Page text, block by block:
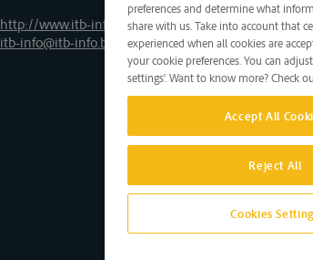
http://www.itb-info.be
itb-info@itb-info.be
preferences and determine what
share with us. Take into account that
experienced when all cookies are
your cookie preferences. You can
settings'. Want to know more? Check
Accept All
Reject All
Cookies